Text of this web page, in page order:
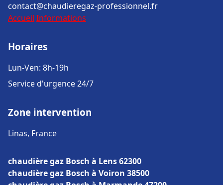
contact@chaudieregaz-professionnel.fr
Accueil Informations
Horaires
Lun-Ven: 8h-19h
Service d'urgence 24/7
Zone intervention
Linas, France
chaudière gaz Bosch à Lens 62300
chaudière gaz Bosch à Voiron 38500